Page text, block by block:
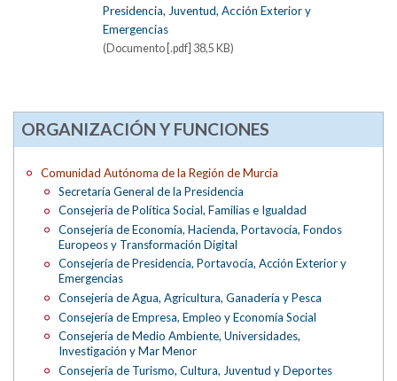
Presidencia, Juventud, Acción Exterior y
Emergencias
(Documento [.pdf] 38,5 KB)
ORGANIZACIÓN Y FUNCIONES
Comunidad Autónoma de la Región de Murcia
Secretaría General de la Presidencia
Consejería de Política Social, Familias e Igualdad
Consejería de Economía, Hacienda, Portavocía, Fondos
Europeos y Transformación Digital
Consejería de Presidencia, Portavocía, Acción Exterior y
Emergencias
Consejería de Agua, Agricultura, Ganadería y Pesca
Consejería de Empresa, Empleo y Economía Social
Consejería de Medio Ambiente, Universidades,
Investigación y Mar Menor
Consejería de Turismo, Cultura, Juventud y Deportes